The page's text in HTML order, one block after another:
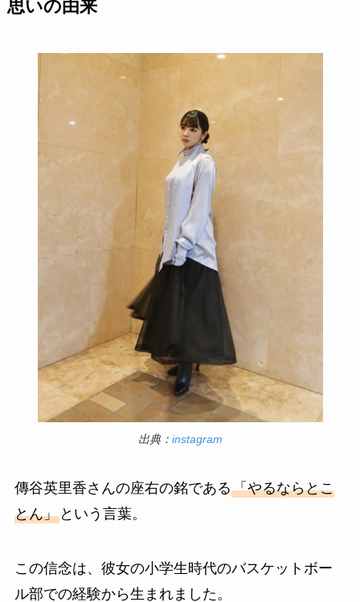
思いの由来
出典： instagram
傳谷英里香さんの座右の銘である「やるならとこ
とん」という言葉。
この信念は、彼女の小学生時代のバスケットボー
ル部での経験から生まれました。